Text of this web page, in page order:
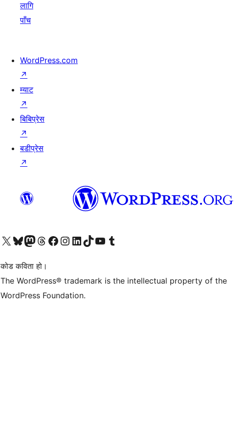
लागि
पाँच
WordPress.com
↗
म्याट
↗
बिबिप्रेस
↗
बडीप्रेस
↗
हाम्रो X (पहिले ट्विटर) खातामा जानुहोस्
हाम्रो Bluesky खाता भ्रमण गर्नुहोस्
हाम्रो म्यास्टोडन खाता भ्रमण गर्नुहोस्
हाम्रो थ्रेड्स खातामा जानुहोस्
हाम्रो फेसबुक पेजमा जानुहोस्
हाम्रो इन्स्टाग्राम खातामा जानुहोस्
हाम्रो लिङ्क्डइन खातामा जानुहोस्
हाम्रो TikTok खाता भ्रमण गर्नुहोस्
हाम्रो युट्युब च्यानलमा जानुहोस्
हाम्रो टम्बलर खाता भ्रमण गर्नुहोस्
कोड कविता हो।
The WordPress® trademark is the intellectual property of the
WordPress Foundation.